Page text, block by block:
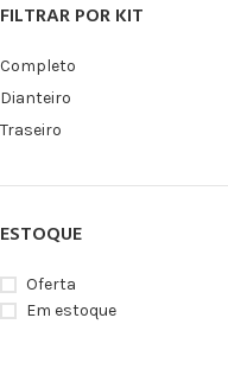
FILTRAR POR KIT
Completo
Dianteiro
Traseiro
ESTOQUE
Oferta
Em estoque